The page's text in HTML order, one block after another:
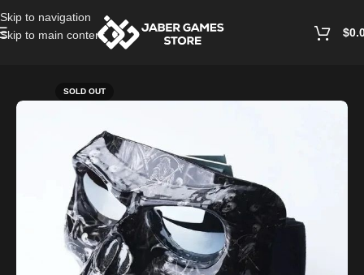
Skip to navigation
Skip to main content
$
SOLD OUT